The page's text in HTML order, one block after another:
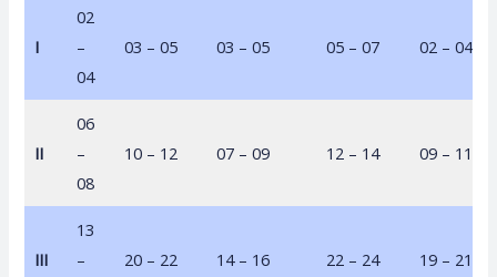
I
02
–
04
03 – 05 03 – 05 05 – 07 02 – 04
II
06
–
08
10 – 12 07 – 09 12 – 14 09 – 11
III
13
–
20 – 22 14 – 16 22 – 24 19 – 21